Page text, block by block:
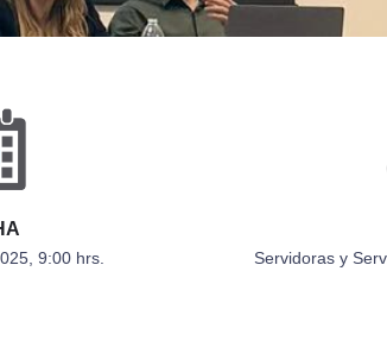
9:00 hrs. Servidoras y